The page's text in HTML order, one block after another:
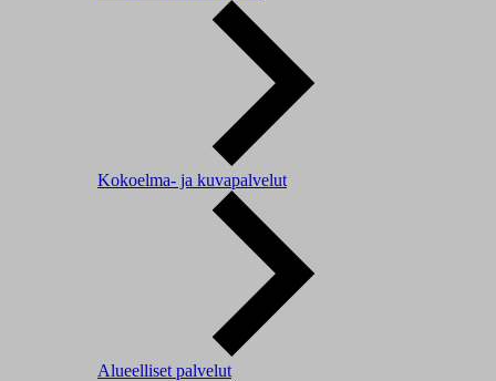
Kokoelma- ja kuvapalvelut
Alueelliset palvelut